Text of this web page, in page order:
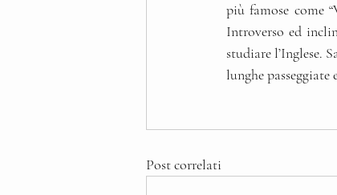
più famose come
Introverso ed
studiare l’Inglese.
lunghe
Post correlati